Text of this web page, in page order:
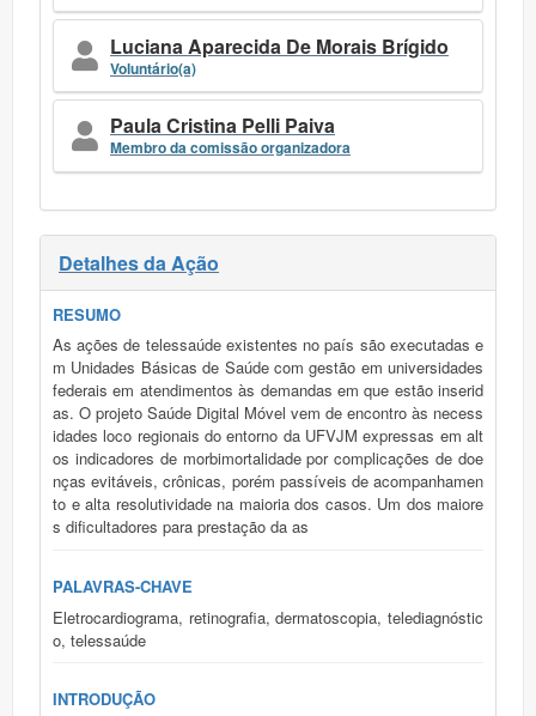
Luciana Aparecida De Morais Brígido
Voluntário(a)
Paula Cristina Pelli Paiva
Membro da comissão organizadora
Detalhes da Ação
RESUMO
As ações de telessaúde existentes no país são executadas e
m Unidades Básicas de Saúde com gestão em universidades
federais em atendimentos às demandas em que estão inserid
as. O projeto Saúde Digital Móvel vem de encontro às necess
idades loco regionais do entorno da UFVJM expressas em alt
os indicadores de morbimortalidade por complicações de doe
nças evitáveis, crônicas, porém passíveis de acompanhamen
to e alta resolutividade na maioria dos casos. Um dos maiore
s dificultadores para prestação da as
PALAVRAS-CHAVE
Eletrocardiograma, retinografia, dermatoscopia, telediagnóstic
o, telessaúde
INTRODUÇÃO